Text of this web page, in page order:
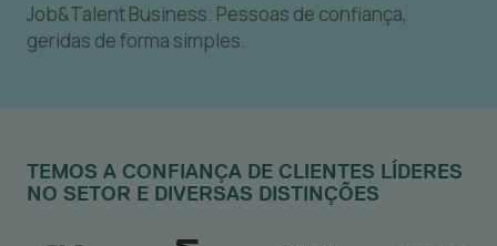
Job&Talent Business. Pessoas de confiança,
geridas de forma simples.
TEMOS A CONFIANÇA DE CLIENTES LÍDERES
NO SETOR E DIVERSAS DISTINÇÕES